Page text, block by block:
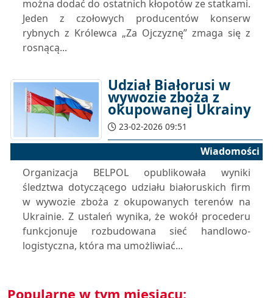
można dodać do ostatnich kłopotów ze statkami.
Jeden z czołowych producentów konserw
rybnych z Królewca „Za Ojczyznę” zmaga się z
rosnącą...
Udział Białorusi w
wywozie zboża z
okupowanej Ukrainy
23-02-2026 09:51
Wiadomości
Organizacja BELPOL opublikowała wyniki
śledztwa dotyczącego udziału białoruskich firm
w wywozie zboża z okupowanych terenów na
Ukrainie. Z ustaleń wynika, że wokół procederu
funkcjonuje rozbudowana sieć handlowo-
logistyczna, która ma umożliwiać...
Popularne w tym miesiącu: